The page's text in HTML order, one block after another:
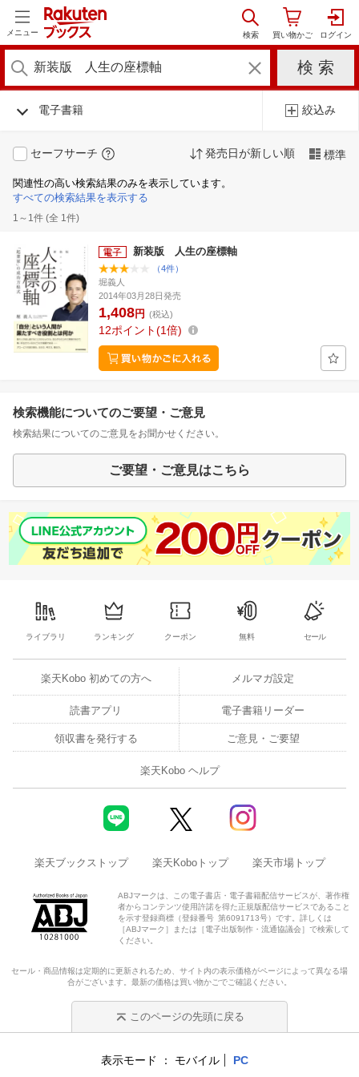
メニュー
電子書籍 絞込み
セーフサーチ 発売日が新しい順 標準
関連性の高い検索結果のみを表示しています。
すべての検索結果を表示する
1～1件 (全 1件)
新装版 人生の座標軸
（4件）
堀義人
2014年03月28日発売
1,408円 (税込)
12ポイント 1倍
検索機能についてのご要望・ご意見
検索結果についてのご意見をお聞かせください。
ご要望・ご意見はこちら
ライブラリ ランキング クーポン 無料 セール
楽天Kobo 初めての方へ メルマガ設定
読書アプリ 電子書籍リーダー
領収書を発行する ご意見・ご要望
楽天Kobo ヘルプ
楽天ブックストップ 楽天Koboトップ 楽天市場トップ
ABJマークは、この電子書店・電子書籍配信サービスが、著作権
者からコンテンツ使用許諾を得た正規版配信サービスであること
を示す登録商標（登録番号 第6091713号）です。詳しくは
［ABJマーク］または［電子出版制作・流通協議会］で検索して
ください。
セール・商品情報は定期的に更新されるため、サイト内の表示価格がページによって異なる場
合がございます。最新の価格は買い物かごでご確認ください。
このページの先頭に戻る
表示モード モバイル PC